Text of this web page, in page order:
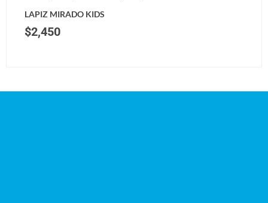
LAPIZ MIRADO KIDS
$2,450